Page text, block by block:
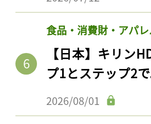
食品・消費財・アパ
【日本】キリン
プ1とステップ2
2026/08/01